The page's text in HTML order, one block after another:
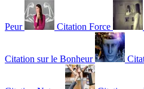
Peur Citation Force
Citation sur le Bonheur